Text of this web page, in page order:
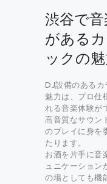
渋谷で
がある
ックの
DJ設備のある
魅力は、プロ仕
れる音楽体験が
高音質なサウン
のプレイに身を
たります。
お酒を片手に音
ュニケーション
の場としても機